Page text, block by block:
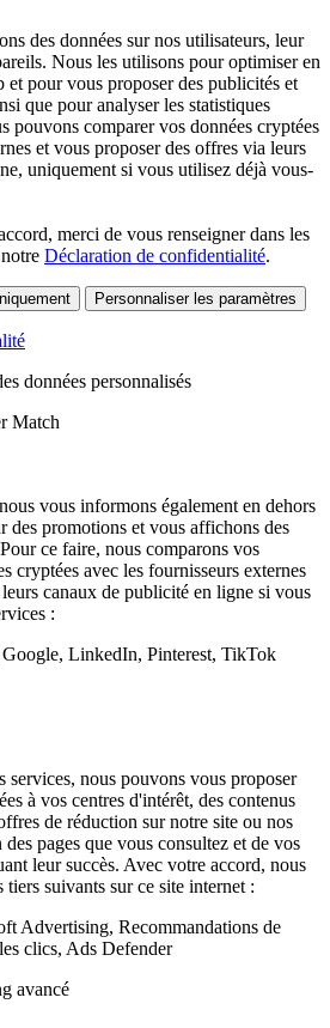
des données sur nos utilisateurs, leur
Nous les utilisons pour optimiser en
et pour vous proposer des publicités et
que pour analyser les statistiques
pouvons comparer vos données cryptées
et vous proposer des offres via leurs
uniquement si vous utilisez déjà vous-
merci de vous renseigner dans les
Déclaration de confidentialité.
Personnaliser les paramètres
données personnalisés
Match
vous informons également en dehors
des promotions et vous affichons des
ce faire, nous comparons vos
cryptées avec les fournisseurs externes
canaux de publicité en ligne si vous
:
LinkedIn, Pinterest, TikTok
services, nous pouvons vous proposer
à vos centres d'intérêt, des contenus
de réduction sur notre site ou nos
pages que vous consultez et de vos
leur succès. Avec votre accord, nous
tiers suivants sur ce site internet :
Advertising, Recommandations de
clics, Ads Defender
avancé